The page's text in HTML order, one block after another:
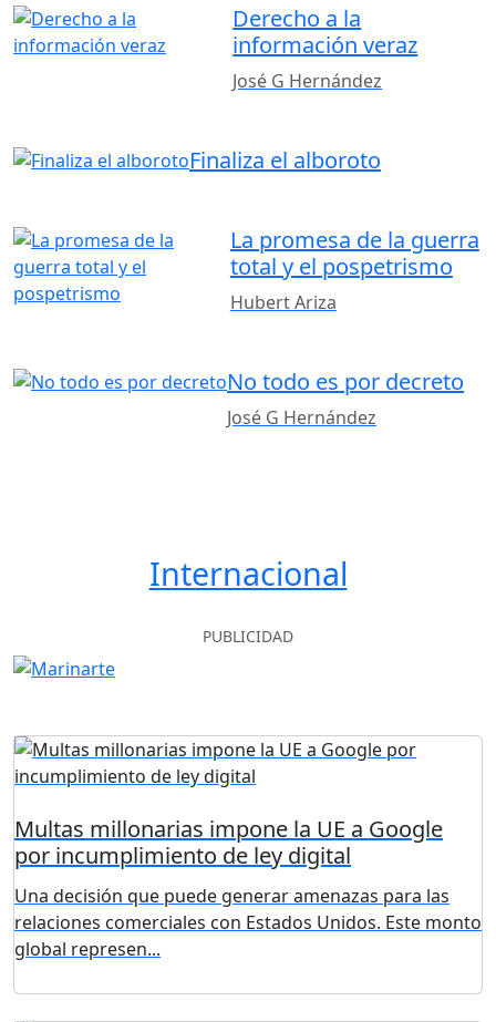
Derecho a la
información veraz
José G Hernández
Finaliza el alboroto
La promesa de la guerra
total y el pospetrismo
Hubert Ariza
No todo es por decreto
José G Hernández
Internacional
PUBLICIDAD
Multas millonarias impone la UE a Google
por incumplimiento de ley digital
Una decisión que puede generar amenazas para las
relaciones comerciales con Estados Unidos. Este monto
global represen...